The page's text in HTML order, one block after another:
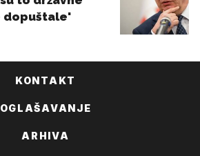
KONTAKT
OGLAŠAVANJE
ARHIVA